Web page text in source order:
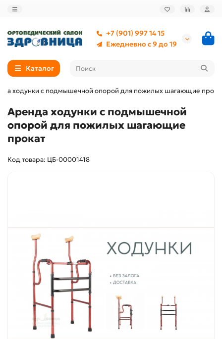
+7 (901) 997 14 15
Ежедневно с 9 до 19
Каталог
ходунки с подмышечной опорой для пожилых шагающие
Аренда ходунки с подмышечной
опорой для пожилых шагающие
прокат
Код товара: ЦБ-00001418